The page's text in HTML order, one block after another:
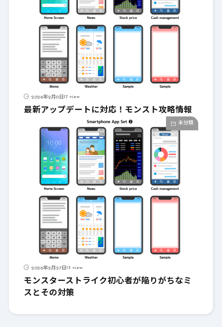
2026年2月11日17 view
最新アップデートに対応！モンスト攻略情報
未分類
2026年2月27日13 view
モンスターストライク初心者が陥りがちなミ
スとその対策